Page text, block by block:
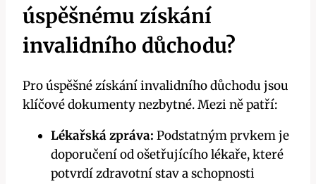
úspěšnému získání
invalidního důchodu?
Pro úspěšné získání invalidního důchodu jsou
klíčové dokumenty nezbytné. Mezi ně patří:
Lékařská zpráva: Podstatným prvkem je
doporučení od ošetřujícího lékaře, které
potvrdí zdravotní stav a schopnosti